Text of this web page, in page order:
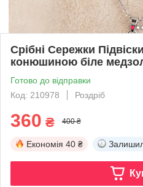
Срібні Сережки
конюшиною біле
Готово до відправки
Код: 210978
Роздріб
360 ₴ 400 ₴
Економія 40 ₴